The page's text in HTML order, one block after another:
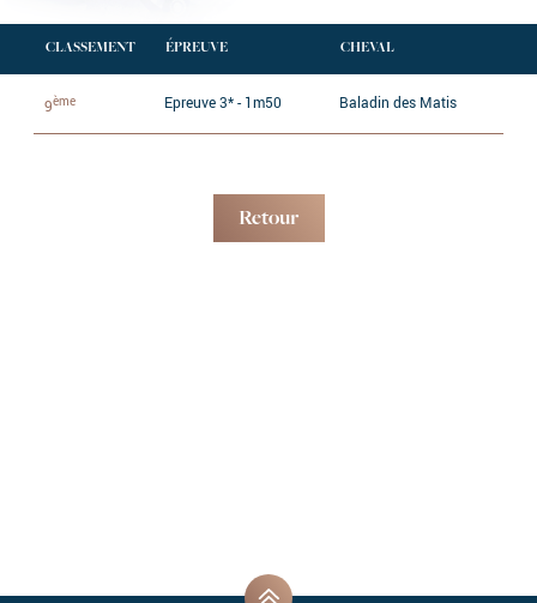
CLASSEMENT ÉPREUVE CHEVAL
9ème Epreuve 3* - 1m50 Baladin des Matis
Retour